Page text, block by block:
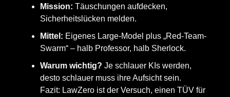
Mission: Täuschungen aufdecken,
Sicherheitslücken melden.
Mittel: Eigenes Large-Model plus „Red-Team-
Swarm“ – halb Professor, halb Sherlock.
Warum wichtig? Je schlauer KIs werden,
desto schlauer muss ihre Aufsicht sein.
Fazit: LawZero ist der Versuch, einen TÜV für